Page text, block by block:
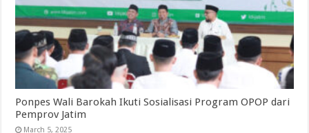
Ponpes Wali Barokah Ikuti Sosialisasi Program OPOP dari
Pemprov Jatim
March 5, 2025